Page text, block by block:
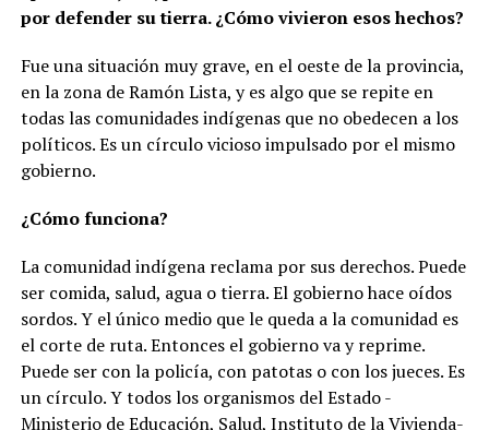
por defender su tierra. ¿Cómo vivieron esos hechos?
Fue una situación muy grave, en el oeste de la provincia,
en la zona de Ramón Lista, y es algo que se repite en
todas las comunidades indígenas que no obedecen a los
políticos. Es un círculo vicioso impulsado por el mismo
gobierno.
¿Cómo funciona?
La comunidad indígena reclama por sus derechos. Puede
ser comida, salud, agua o tierra. El gobierno hace oídos
sordos. Y el único medio que le queda a la comunidad es
el corte de ruta. Entonces el gobierno va y reprime.
Puede ser con la policía, con patotas o con los jueces. Es
un círculo. Y todos los organismos del Estado -
Ministerio de Educación, Salud, Instituto de la Vivienda-